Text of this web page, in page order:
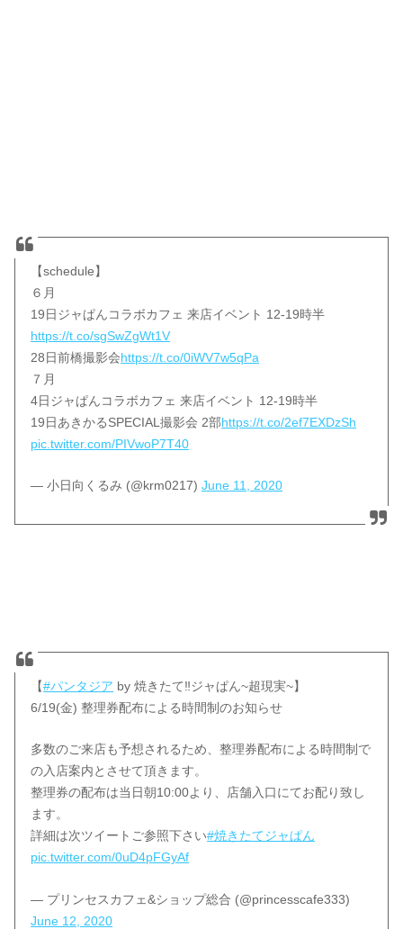
【schedule】
６月
19日ジャぱんコラボカフェ 来店イベント 12-19時半
https://t.co/sgSwZgWt1V
28日前橋撮影会https://t.co/0iWV7w5qPa
７月
4日ジャぱんコラボカフェ 来店イベント 12-19時半
19日あきかるSPECIAL撮影会 2部https://t.co/2ef7EXDzSh
pic.twitter.com/PIVwoP7T40
— 小日向くるみ (@krm0217)June 11, 2020
【#パンタジア by 焼きたて‼ジャぱん~超現実~】
6/19(金) 整理券配布による時間制のお知らせ
多数のご来店も予想されるため、整理券配布による時間制で
の入店案内とさせて頂きます。
整理券の配布は当日朝10:00より、店舗入口にてお配り致し
ます。
詳細は次ツイートご参照下さい#焼きたてジャぱん
pic.twitter.com/0uD4pFGyAf
— プリンセスカフェ&ショップ総合 (@princesscafe333)
June 12, 2020